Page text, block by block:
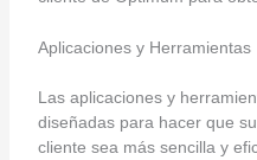
Aplicaciones y Herramientas
Las aplicaciones y
diseñadas para hacer que
cliente sea más sencilla y